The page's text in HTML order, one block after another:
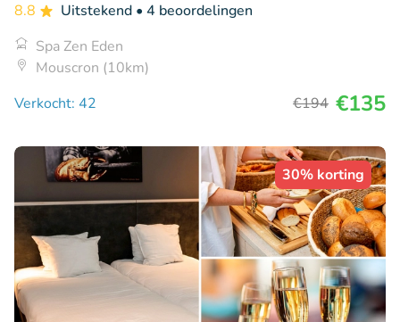
8.8 Uitstekend • 4 beoordelingen
Spa Zen Eden
Mouscron (10km)
Verkocht: 42
€194 €135
30% korting